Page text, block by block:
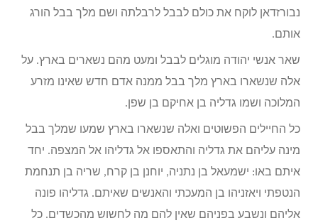
נבורזדאן לוקח את כולם לבבל לרבלתה ושם מלך בבל הורג
אותם.
שאר אנשי יהודה מוגלים לבבל ומעט מהם נשארים בארץ. על
אלה שנשארו בארץ מלך בבל ממנה אדם חדש שאינו מזרע
המלוכה ושמו גדליה בן אחיקם בן שפן.
כל החיילים הפשוטים ואלה שנשארו בארץ שמעו שמלך בבל
מינה עליהם את גדליה והתאספו אל גדליהו אל המצפה. יחד
איתם באו: ישמעאל בן נתניה, יוחנן בן קרח, שריה בן תנחמת
הנטפתי ויאזניהו בן המעכתי והאנשים שאיתם. גדליהו פונה
אליהם ונשבע בפניהם שאין להם מה לחשוש מהכשדים. כל